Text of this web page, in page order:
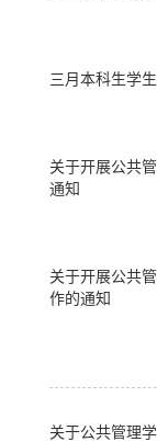
三月本科生学
关于开展公共
通知
关于开展公共
作的通知
关于公共管理